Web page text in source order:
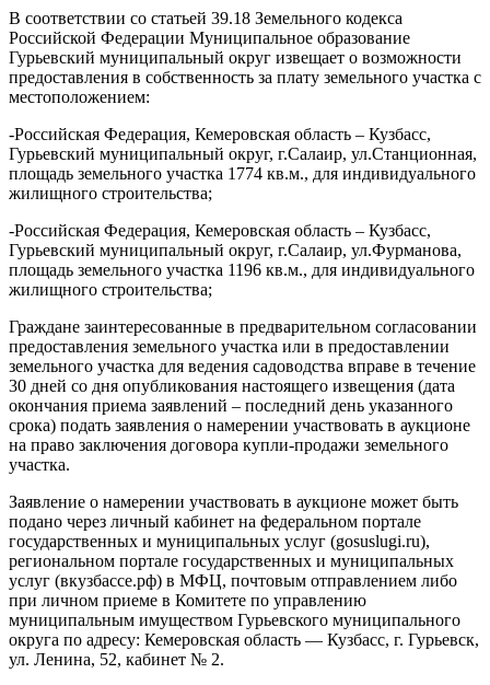
В соответствии со статьей 39.18 Земельного кодекса
Российской Федерации Муниципальное образование
Гурьевский муниципальный округ извещает о возможности
предоставления в собственность за плату земельного участка с
местоположением:
-Российская Федерация, Кемеровская область – Кузбасс,
Гурьевский муниципальный округ, г.Салаир, ул.Станционная,
площадь земельного участка 1774 кв.м., для индивидуального
жилищного строительства;
-Российская Федерация, Кемеровская область – Кузбасс,
Гурьевский муниципальный округ, г.Салаир, ул.Фурманова,
площадь земельного участка 1196 кв.м., для индивидуального
жилищного строительства;
Граждане заинтересованные в предварительном согласовании
предоставления земельного участка или в предоставлении
земельного участка для ведения садоводства вправе в течение
30 дней со дня опубликования настоящего извещения (дата
окончания приема заявлений – последний день указанного
срока) подать заявления о намерении участвовать в аукционе
на право заключения договора купли-продажи земельного
участка.
Заявление о намерении участвовать в аукционе может быть
подано через личный кабинет на федеральном портале
государственных и муниципальных услуг (gosuslugi.ru),
региональном портале государственных и муниципальных
услуг (вкузбассе.рф) в МФЦ, почтовым отправлением либо
при личном приеме в Комитете по управлению
муниципальным имуществом Гурьевского муниципального
округа по адресу: Кемеровская область — Кузбасс, г. Гурьевск,
ул. Ленина, 52, кабинет № 2.